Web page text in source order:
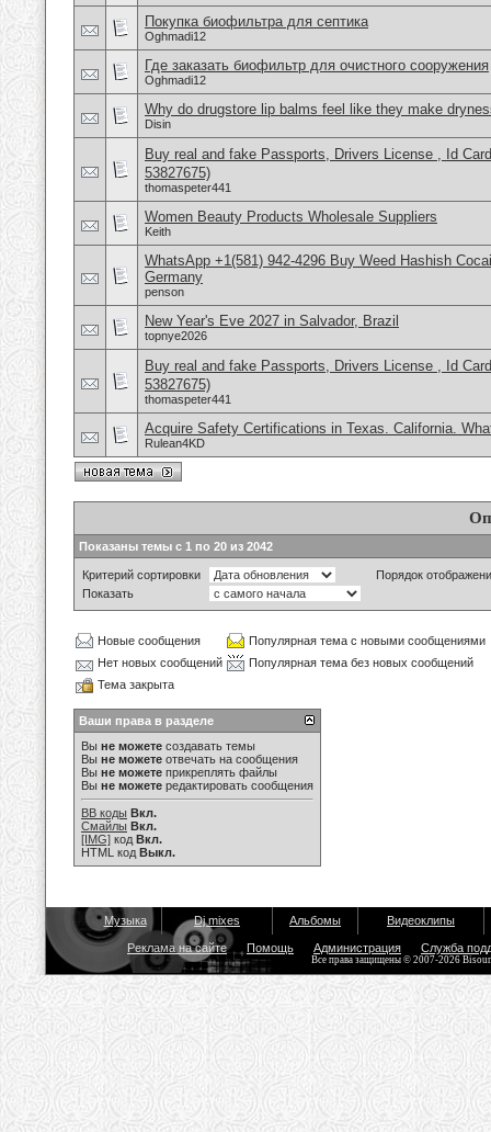
Покупка биофильтра для септика
Oghmadi12
Где заказать биофильтр для очистного сооружения
Oghmadi12
Why do drugstore lip balms feel like they make
Disin
Buy real and fake Passports, Drivers License , Id
53827675)
thomaspeter441
Women Beauty Products Wholesale Suppliers
Keith
WhatsApp +1(581) 942-4296 Buy Weed Hashish
Germany
penson
New Year's Eve 2027 in Salvador, Brazil
topnye2026
Buy real and fake Passports, Drivers License , Id
53827675)
thomaspeter441
Acquire Safety Certifications in Texas. California.
Rulean4KD
Показаны темы с 1 по 20 из 2042
Критерий сортировки
Порядок
Показать
Новые сообщения
Популярная тема с новыми сообщениями
Нет новых сообщений
Популярная тема без новых сообщений
Тема закрыта
Ваши права в разделе
Вы не можете создавать темы
Вы не можете отвечать на сообщения
Вы не можете прикреплять файлы
Вы не можете редактировать сообщения
BB коды Вкл.
Смайлы Вкл.
[IMG] код Вкл.
HTML код Выкл.
Музыка Dj mixes Альбомы Видеоклипы
Реклама на сайте Помощь Администрация Служба
Все права защищены © 2007-2026